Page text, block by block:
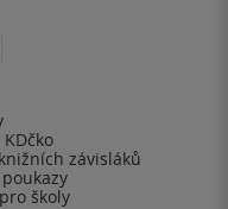
závisláků
školy